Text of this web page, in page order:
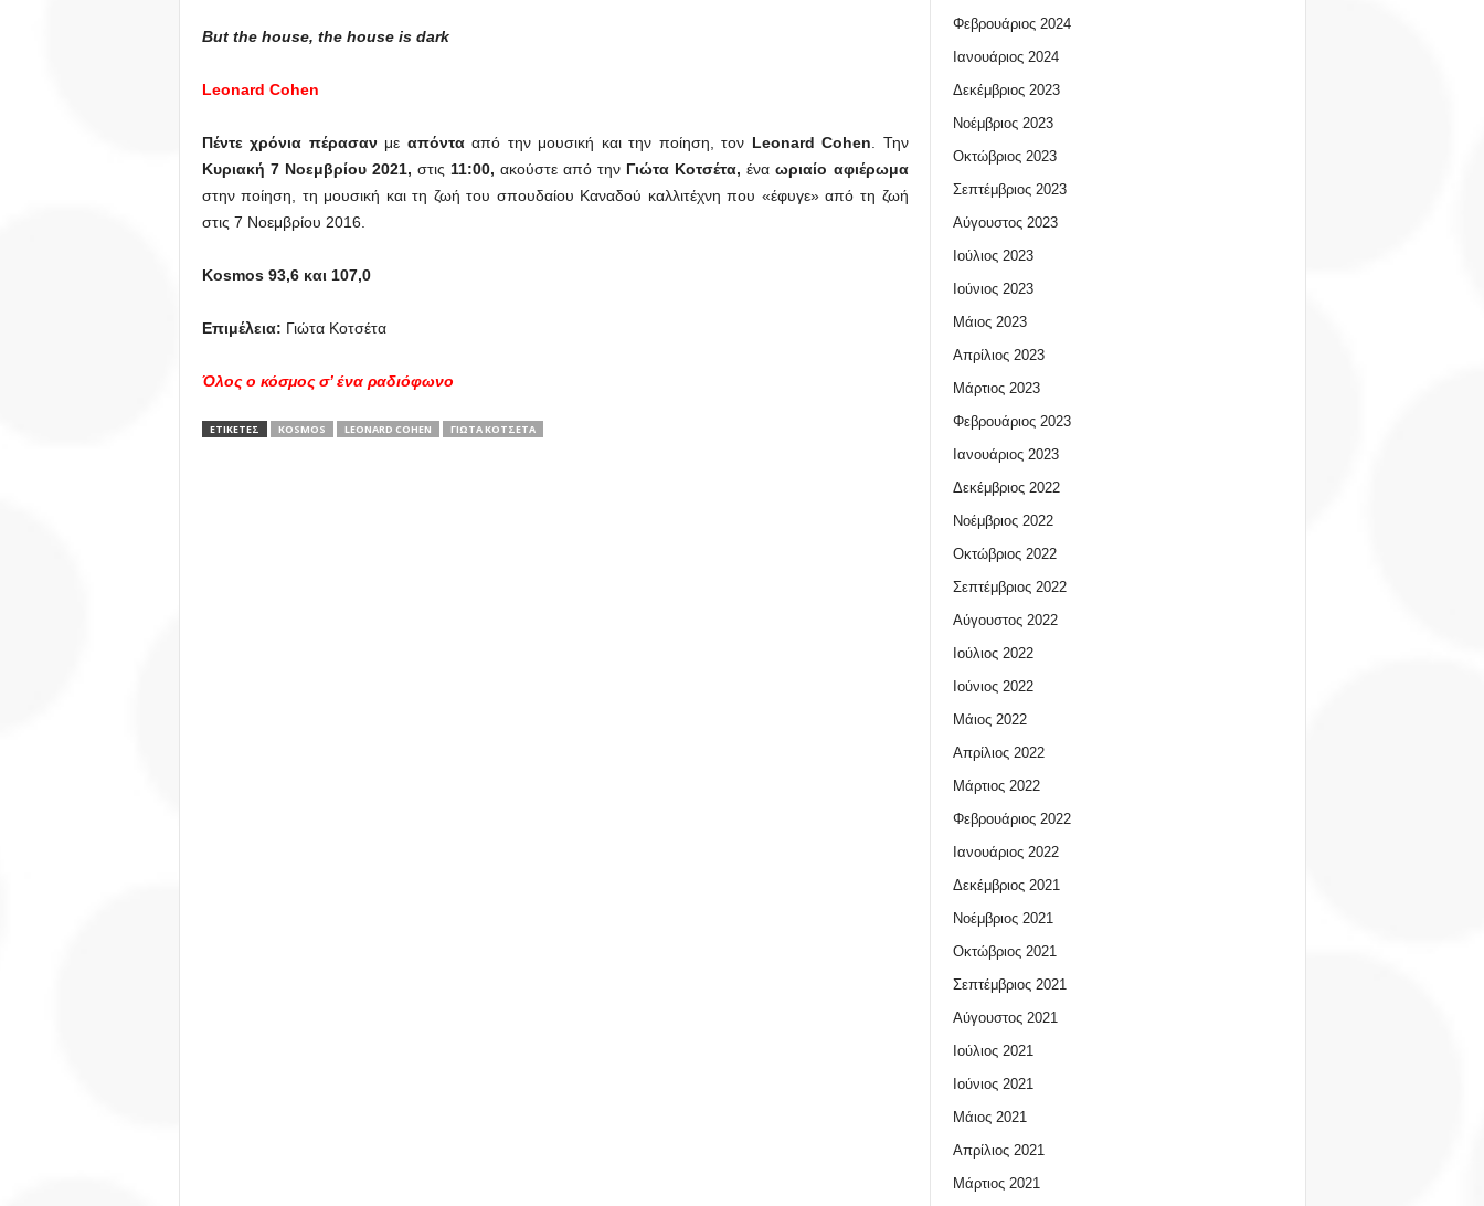
But the house, the house is dark
Leonard Cohen
Πέντε χρόνια πέρασανμε απόντααπό την μουσική και την ποίηση, τον Leonard Cohen . Την
Κυριακή 7 Νοεμβρίου 2021, στις 11:00, ακούστε από την Γιώτα Κοτσέτα, έναωριαίο αφιέρωμα
στην ποίηση, τη μουσική και τη ζωή του σπουδαίου Καναδού καλλιτέχνη που «έφυγε» από τη ζωή
στις 7 Νοεμβρίου 2016.
Kosmos 93,6 και 107,0
Επιμέλεια: Γιώτα Κοτσέτα
Όλος ο κόσμος σ’ ένα ραδιόφωνο
ΕΤΙΚΕΤΕΣ KOSMOS LEONARD COHEN ΓΙΏΤΑ ΚΟΤΣΈΤΑ
Φεβρουάριος 2024
Ιανουάριος 2024
Δεκέμβριος 2023
Νοέμβριος 2023
Οκτώβριος 2023
Σεπτέμβριος 2023
Αύγουστος 2023
Ιούλιος 2023
Ιούνιος 2023
Μάιος 2023
Απρίλιος 2023
Μάρτιος 2023
Φεβρουάριος 2023
Ιανουάριος 2023
Δεκέμβριος 2022
Νοέμβριος 2022
Οκτώβριος 2022
Σεπτέμβριος 2022
Αύγουστος 2022
Ιούλιος 2022
Ιούνιος 2022
Μάιος 2022
Απρίλιος 2022
Μάρτιος 2022
Φεβρουάριος 2022
Ιανουάριος 2022
Δεκέμβριος 2021
Νοέμβριος 2021
Οκτώβριος 2021
Σεπτέμβριος 2021
Αύγουστος 2021
Ιούλιος 2021
Ιούνιος 2021
Μάιος 2021
Απρίλιος 2021
Μάρτιος 2021